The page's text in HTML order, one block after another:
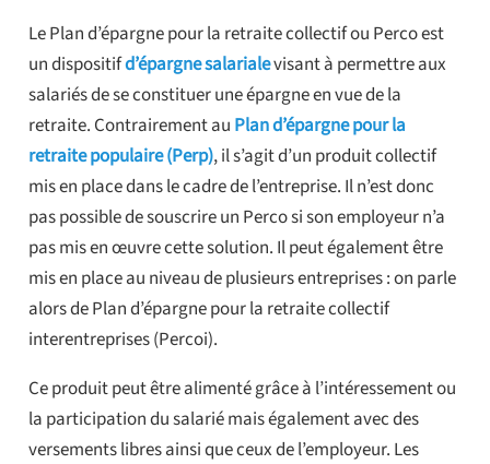
Le Plan d’épargne pour la retraite collectif ou Perco est
un dispositifd’épargne salarialevisant à permettre aux
salariés de se constituer une épargne en vue de la
retraite. Contrairement au Plan d’épargne pour la
retraite populaire (Perp), il s’agit d’un produit collectif
mis en place dans le cadre de l’entreprise. Il n’est donc
pas possible de souscrire un Perco si son employeur n’a
pas mis en œuvre cette solution. Il peut également être
mis en place au niveau de plusieurs entreprises : on parle
alors de Plan d’épargne pour la retraite collectif
interentreprises (Percoi).
Ce produit peut être alimenté grâce à l’intéressement ou
la participation du salarié mais également avec des
versements libres ainsi que ceux de l’employeur. Les